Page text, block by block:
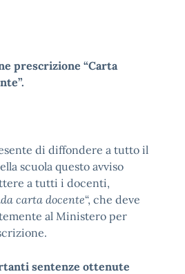
prescrizione “Carta
di diffondere a tutto il
scuola questo avviso
a tutti i docenti,
carta docente“, che deve
al Ministero per
sentenze ottenute